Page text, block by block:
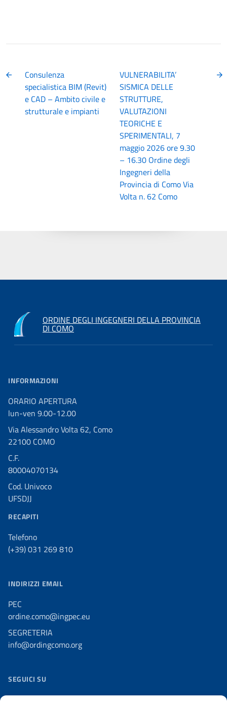
Consulenza
specialistica BIM (Revit)
e CAD – Ambito civile e
strutturale e impianti
VULNERABILITA’
SISMICA DELLE
STRUTTURE,
VALUTAZIONI
TEORICHE E
SPERIMENTALI, 7
maggio 2026 ore 9.30
– 16.30 Ordine degli
Ingegneri della
Provincia di Como Via
Volta n. 62 Como
ORDINE DEGLI INGEGNERI DELLA PROVINCIA
DI COMO
INFORMAZIONI
ORARIO APERTURA
lun-ven 9.00-12.00
Via Alessandro Volta 62, Como
22100 COMO
C.F.
80004070134
Cod. Univoco
UFSDJJ
RECAPITI
Telefono
(+39) 031 269 810
INDIRIZZI EMAIL
PEC
ordine.como@ingpec.eu
SEGRETERIA
info@ordingcomo.org
SEGUICI SU
Facebook